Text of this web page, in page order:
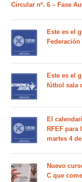
Circular nº. 6 – Fase
Este es el
Federación
Este es el
fútbol sala
El
RFEF para
martes 4
Nuevo
C que